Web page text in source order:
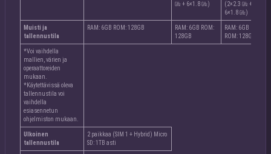
㎓ + 6×1.8 ㎓)
(2×2.3 ㎓ +
6×1.8 ㎓)
Muisti ja
tallennustila
RAM: 6GB ROM: 128GB
RAM: 6GB ROM:
128GB
RAM: 6GB
ROM: 128GB
*Voi vaihdella
mallien, värien ja
operaattoreiden
mukaan.
*Käytettävissä oleva
tallennustila voi
vaihdella
esiasennetun
ohjelmiston mukaan.
Ulkoinen
tallennustila
2 paikkaa (SIM 1 + Hybrid) Micro
SD: 1TB asti